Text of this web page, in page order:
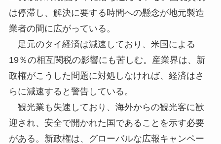
は停滞し、解決に要する時間への懸念が地元製造
業者の間に広がっている。
足元のタイ経済は減速しており、米国による
19％の相互関税の影響にも苦しむ。産業界は、新
政権がこうした問題に対処しなければ、経済はさ
らに減速すると警告している。
観光業も失速しており、海外からの観光客に歓
迎され、安全で開かれた国であることを示す必要
がある。新政権は、グローバルな広報キャンペー